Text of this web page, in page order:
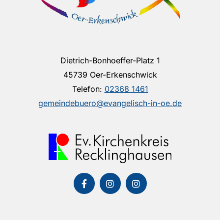
Dietrich-Bonhoeffer-Platz 1
45739 Oer-Erkenschwick
Telefon: 02368 1461
gemeindebuero@evangelisch-in-oe.de